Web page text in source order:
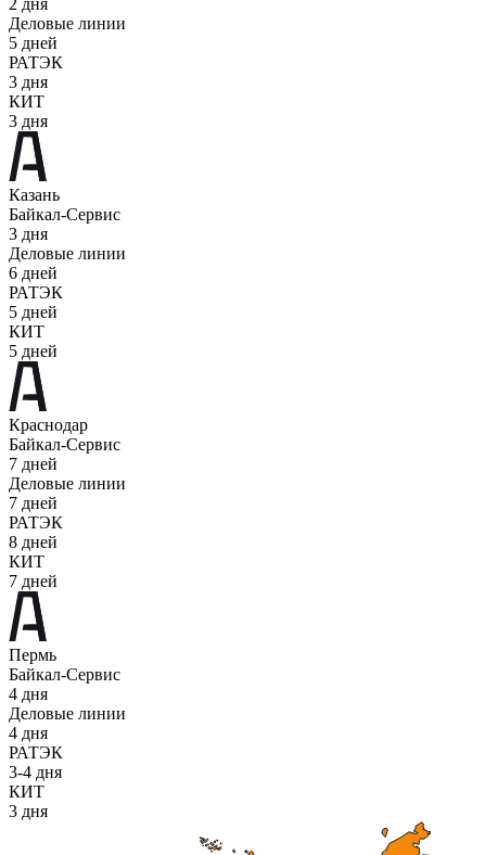
2 дня
Деловые линии
5 дней
РАТЭК
3 дня
КИТ
3 дня
Казань
Байкал-Сервис
3 дня
Деловые линии
6 дней
РАТЭК
5 дней
КИТ
5 дней
Краснодар
Байкал-Сервис
7 дней
Деловые линии
7 дней
РАТЭК
8 дней
КИТ
7 дней
Пермь
Байкал-Сервис
4 дня
Деловые линии
4 дня
РАТЭК
3-4 дня
КИТ
3 дня